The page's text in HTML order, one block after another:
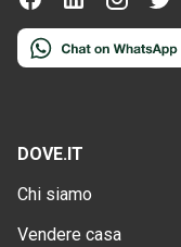
DOVE.IT
Chi siamo
Vendere casa